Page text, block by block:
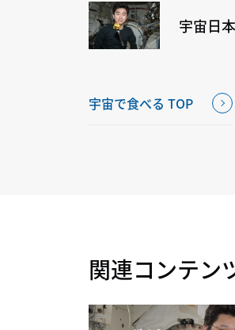
宇宙日
宇宙で食べる TOP
関連コンテン